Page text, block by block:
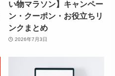
い物マラソン】キャンペー
ン・クーポン・お役立ちリ
ンクまとめ
2026年7月3日